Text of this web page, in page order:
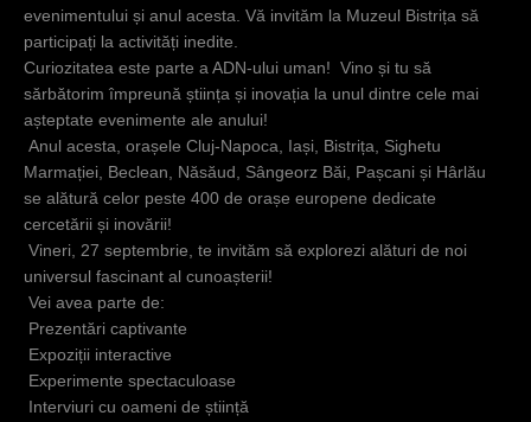
c
i
evenimentului și anul acesta. Vă invităm la Muzeul Bistrița să
participați la activități inedite.
Curiozitatea este parte a ADN-ului uman! Vino și tu să
sărbătorim împreună știința și inovația la unul dintre cele mai
așteptate evenimente ale anului!
Anul acesta, orașele Cluj-Napoca, Iași, Bistrița, Sighetu
Marmației, Beclean, Năsăud, Sângeorz Băi, Pașcani și Hârlău
se alătură celor peste 400 de orașe europene dedicate
cercetării și inovării!
Vineri, 27 septembrie, te invităm să explorezi alături de noi
universul fascinant al cunoașterii!
Vei avea parte de:
Prezentări captivante
Expoziții interactive
Experimente spectaculoase
Interviuri cu oameni de știință